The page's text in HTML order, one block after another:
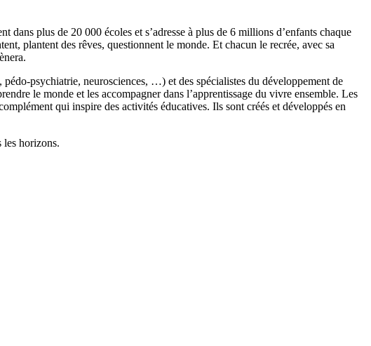
plus de 20 000 écoles et s’adresse à plus de 6 millions d’enfants chaque
plantent des rêves, questionnent le monde. Et chacun le recrée, avec sa
psychiatrie, neurosciences, …) et des spécialistes du développement de
le monde et les accompagner dans l’apprentissage du vivre ensemble. Les
qui inspire des activités éducatives. Ils sont créés et développés en
les horizons.